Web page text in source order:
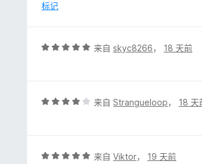
标记
评
5
来自skyc8266， 18 天前
评
5
来自Strangueloop， 18 天
评
来自Viktor， 19 天前